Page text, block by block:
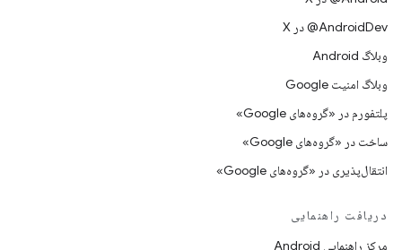
‫‎@AndroidDev در X
وبلاگ Android
وبلاگ امنیت Google
پلتفورم در «گروه‌های Google»
ساخت در «گروه‌های Google»
انتقال‌پذیری در «گروه‌های Google»
دریافت راهنمایی
مرکز راهنمایی Android